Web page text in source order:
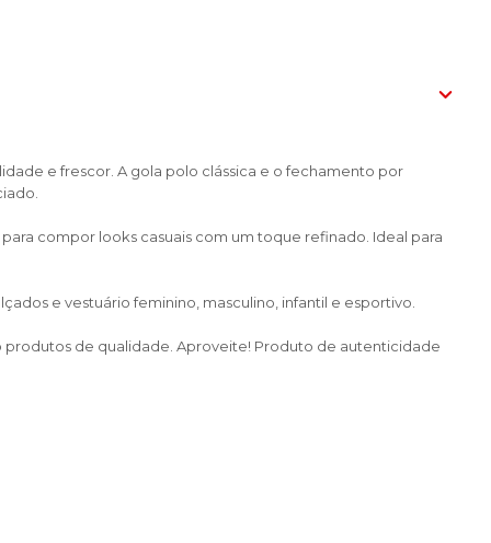
e frescor. A gola polo clássica e o fechamento por
compor looks casuais com um toque refinado. Ideal para
e vestuário feminino, masculino, infantil e esportivo.
produtos de qualidade. Aproveite! Produto de autenticidade